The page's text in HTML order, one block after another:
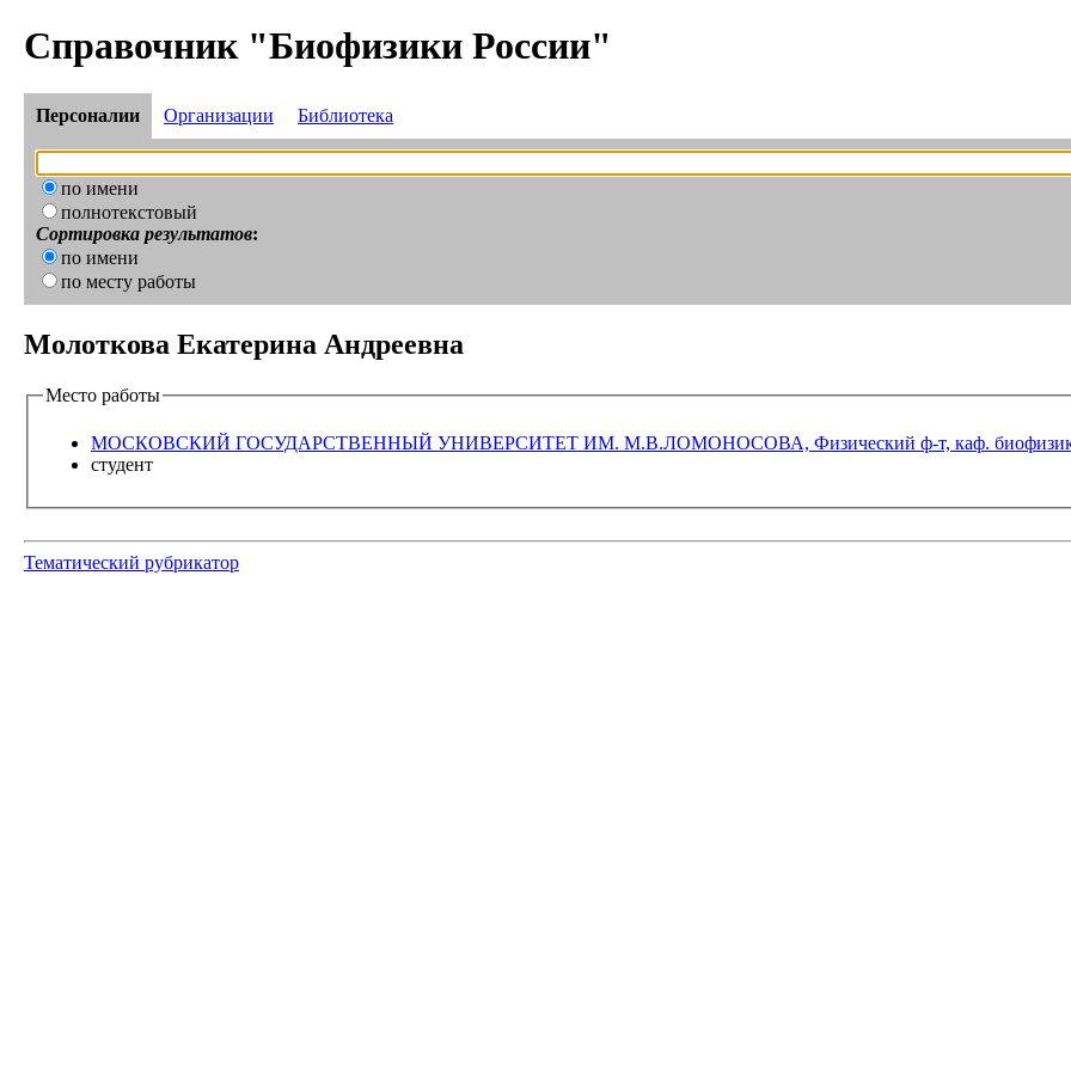
Справочник "Биофизики России"
Персоналии Организации Библиотека
по имени
полнотекстовый
Сортировка результатов:
по имени
по месту работы
Молоткова Екатерина Андреевна
Место работы
МОСКОВСКИЙ ГОСУДАРСТВЕННЫЙ УНИВЕРСИТЕТ ИМ. М.В.ЛОМОНОСОВА, Физический ф-т, каф.
студент
Тематический рубрикатор